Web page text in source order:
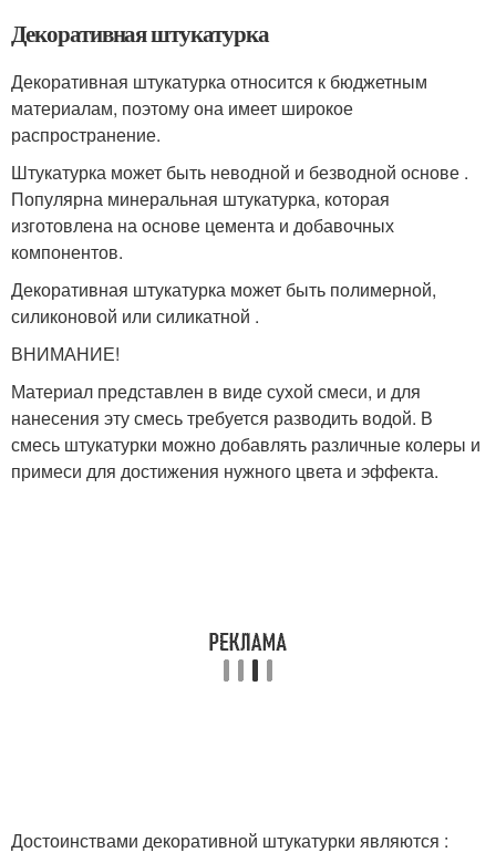
Декоративная штукатурка
Декоративная штукатурка относится к бюджетным
материалам, поэтому она имеет широкое
распространение.
Штукатурка может быть неводной и безводной основе .
Популярна минеральная штукатурка, которая
изготовлена на основе цемента и добавочных
компонентов.
Декоративная штукатурка может быть полимерной,
силиконовой или силикатной .
ВНИМАНИЕ!
Материал представлен в виде сухой смеси, и для
нанесения эту смесь требуется разводить водой. В
смесь штукатурки можно добавлять различные колеры и
примеси для достижения нужного цвета и эффекта.
Достоинствами декоративной штукатурки являются :